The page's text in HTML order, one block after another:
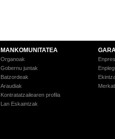
MANKOMUNITATEA
Organoak
Gobernu juntak
Batzordeak
Araudiak
Kontratatzailearen profila
Lan Eskaintzak